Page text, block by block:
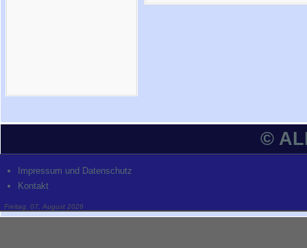
©
Impressum und Datenschutz
Kontakt
Freitag, 07. August 2026